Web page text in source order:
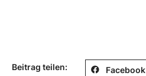
Beitrag teilen: Facebook